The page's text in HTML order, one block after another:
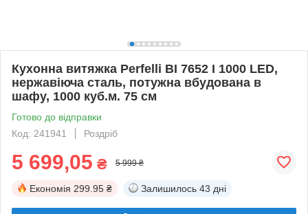
Кухонна витяжка Perfelli BI 7652 I 1000 LED,
нержавіюча сталь, потужна вбудована в
шафу, 1000 куб.м. 75 см
Готово до відправки
Код: 241941
Роздріб
5 699,05 ₴ 5 999 ₴
Економія 299.95 ₴ Залишилось 43 дні